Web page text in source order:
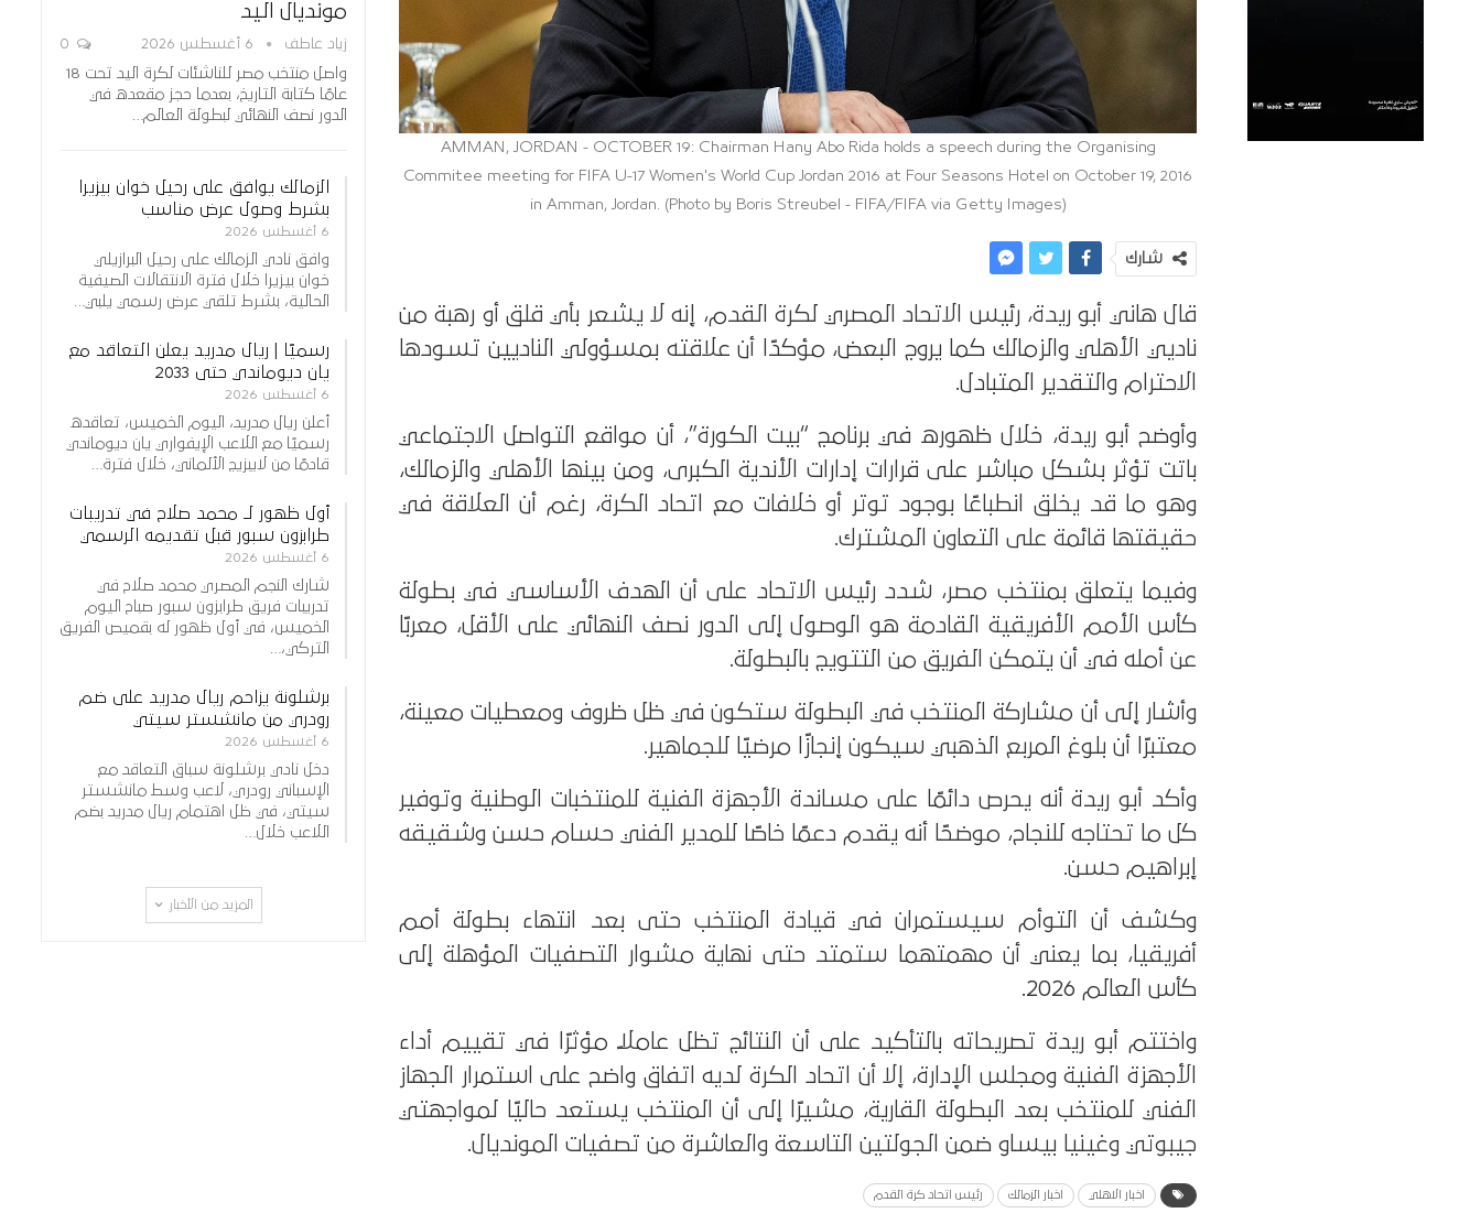
AMMAN, JORDAN - OCTOBER 19: Chairman Hany Abo Rida holds a speech during the Organising
Commitee meeting for FIFA U-17 Women's World Cup Jordan 2016 at Four Seasons Hotel on October 19, 2016
in Amman, Jordan. (Photo by Boris Streubel - FIFA/FIFA via Getty Images)
شارك
قال هاني أبو ريدة، رئيس الاتحاد المصري لكرة القدم، إنه لا يشعر بأي قلق أو رهبة من
ناديي الأهلي والزمالك كما يروج البعض، مؤكدًا أن علاقته بمسؤولي الناديين تسودها
الاحترام والتقدير المتبادل.
وأوضح أبو ريدة، خلال ظهوره في برنامج “بيت الكورة”، أن مواقع التواصل الاجتماعي
باتت تؤثر بشكل مباشر على قرارات إدارات الأندية الكبرى، ومن بينها الأهلي والزمالك،
وهو ما قد يخلق انطباعًا بوجود توتر أو خلافات مع اتحاد الكرة، رغم أن العلاقة في
حقيقتها قائمة على التعاون المشترك.
وفيما يتعلق بمنتخب مصر، شدد رئيس الاتحاد على أن الهدف الأساسي في بطولة
كأس الأمم الأفريقية القادمة هو الوصول إلى الدور نصف النهائي على الأقل، معربًا
عن أمله في أن يتمكن الفريق من التتويج بالبطولة.
وأشار إلى أن مشاركة المنتخب في البطولة ستكون في ظل ظروف ومعطيات معينة،
معتبرًا أن بلوغ المربع الذهبي سيكون إنجازًا مرضيًا للجماهير.
وأكد أبو ريدة أنه يحرص دائمًا على مساندة الأجهزة الفنية للمنتخبات الوطنية وتوفير
كل ما تحتاجه للنجاح، موضحًا أنه يقدم دعمًا خاصًا للمدير الفني حسام حسن وشقيقه
إبراهيم حسن.
وكشف أن التوأم سيستمران في قيادة المنتخب حتى بعد انتهاء بطولة أمم
أفريقيا، بما يعني أن مهمتهما ستمتد حتى نهاية مشوار التصفيات المؤهلة إلى
كأس العالم 2026.
واختتم أبو ريدة تصريحاته بالتأكيد على أن النتائج تظل عاملًا مؤثرًا في تقييم أداء
الأجهزة الفنية ومجلس الإدارة، إلا أن اتحاد الكرة لديه اتفاق واضح على استمرار الجهاز
الفني للمنتخب بعد البطولة القارية، مشيرًا إلى أن المنتخب يستعد حاليًا لمواجهتي
جيبوتي وغينيا بيساو ضمن الجولتين التاسعة والعاشرة من تصفيات المونديال.
اخبار الاهلي اخبار الزمالك رئيس اتحاد كرة القدم
مونديال اليد
زياد عاطف 6 أغسطس 2026
واصل منتخب مصر للناشئات لكرة اليد تحت 18
عامًا كتابة التاريخ، بعدما حجز مقعده في
الدور نصف النهائي لبطولة العالم…
الزمالك يوافق على رحيل خوان بيزيرا
بشرط وصول عرض مناسب
6 أغسطس 2026
وافق نادي الزمالك على رحيل البرازيلي
خوان بيزيرا خلال فترة الانتقالات الصيفية
الحالية، بشرط تلقي عرض رسمي يلبي…
رسميًا | ريال مدريد يعلن التعاقد مع
يان ديوماندي حتى 2033
6 أغسطس 2026
أعلن ريال مدريد، اليوم الخميس، تعاقده
رسميًا مع اللاعب الإيفواري يان ديوماندي
قادمًا من لايبزيج الألماني، خلال فترة…
أول ظهور لـ محمد صلاح في تدريبات
طرابزون سبور قبل تقديمه الرسمي
6 أغسطس 2026
شارك النجم المصري محمد صلاح في
تدريبات فريق طرابزون سبور صباح اليوم
الخميس، في أول ظهور له بقميص الفريق
التركي،…
برشلونة يزاحم ريال مدريد على ضم
رودري من مانشستر سيتي
6 أغسطس 2026
دخل نادي برشلونة سباق التعاقد مع
الإسباني رودري، لاعب وسط مانشستر
سيتي، في ظل اهتمام ريال مدريد بضم
اللاعب خلال…
المزيد من الأخبار